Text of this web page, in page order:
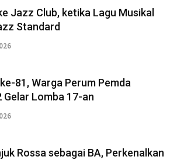
Jazz Club, ketika Lagu Musikal
Standard
81, Warga Perum Pemda
Gelar Lomba 17-an
Rossa sebagai BA, Perkenalkan